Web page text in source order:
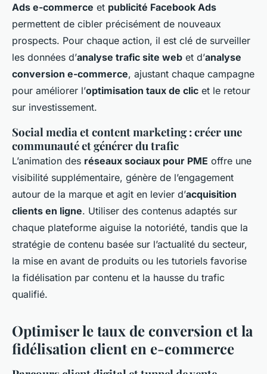
Ads e-commerce et publicité Facebook Ads
permettent de cibler précisément de nouveaux
prospects. Pour chaque action, il est clé de surveiller
les données d’analyse trafic site web et d’analyse
conversion e-commerce, ajustant chaque campagne
pour améliorer l’optimisation taux de clic et le retour
sur investissement.
Social media et content marketing : créer une
communauté et générer du trafic
L’animation des réseaux sociaux pour PME offre une
visibilité supplémentaire, génère de l’engagement
autour de la marque et agit en levier d’acquisition
clients en ligne. Utiliser des contenus adaptés sur
chaque plateforme aiguise la notoriété, tandis que la
stratégie de contenu basée sur l’actualité du secteur,
la mise en avant de produits ou les tutoriels favorise
la fidélisation par contenu et la hausse du trafic
qualifié.
Optimiser le taux de conversion et la
fidélisation client en e-commerce